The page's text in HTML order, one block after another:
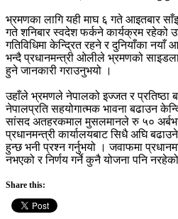
भ्रमणका लागि यही माघ ६ गते आइतबार
गते शनिबार स्वदेश फर्कने कार्यक्रम रहेको
गतिविधिमा केन्द्रित रहने र दुनियाँका
भन्दै प्रधानमन्त्री ओलीले भ्रमणको
हुने जानकारी गराउनुभयो ।
उहाँले भ्रमणले नेपालको इज्जत र प्रतिष्ठा
नेपालप्रति सहयोगात्मक भावना बढाउन
सांसद अतहरकमाल मुसलमानले रु ५०
प्रधानमन्त्री कार्यालयबाट सिधै अघि
हुन्छ भनी प्रश्न गर्नुभयो । जवाफमा
नभएको र निर्णय गर्ने कुनै योजना पनि नरहेको
Share this: